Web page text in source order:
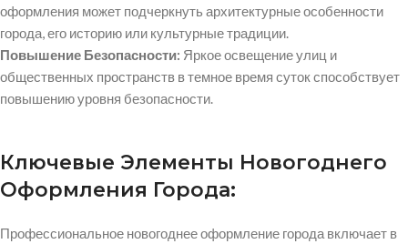
оформления может подчеркнуть архитектурные особенности
города, его историю или культурные традиции.
Повышение Безопасности: Яркое освещение улиц и
общественных пространств в темное время суток способствует
повышению уровня безопасности.
Ключевые Элементы Новогоднего
Оформления Города:
Профессиональное новогоднее оформление города включает в